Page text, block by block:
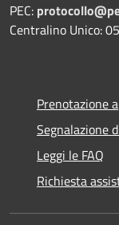
PEC:
Centralino Unico:
Prenotazione
Segnalazione
Leggi le FAQ
Richiesta